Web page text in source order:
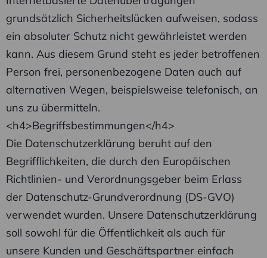
grundsätzlich Sicherheitslücken aufweisen, sodass
ein absoluter Schutz nicht gewährleistet werden
kann. Aus diesem Grund steht es jeder betroffenen
Person frei, personenbezogene Daten auch auf
alternativen Wegen, beispielsweise telefonisch, an
uns zu übermitteln.
<h4>Begriffsbestimmungen</h4>
Die Datenschutzerklärung beruht auf den
Begrifflichkeiten, die durch den Europäischen
Richtlinien- und Verordnungsgeber beim Erlass
der Datenschutz-Grundverordnung (DS-GVO)
verwendet wurden. Unsere Datenschutzerklärung
soll sowohl für die Öffentlichkeit als auch für
unsere Kunden und Geschäftspartner einfach